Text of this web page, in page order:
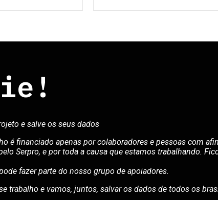
e salve os seus dados
é financiado apenas por colaboradores e pessoas com
Serpro, e por toda a causa que estamos trabalhando.
fazer parte do nosso grupo de apoiadores.
trabalho e vamos, juntos, salvar os dados de todos os